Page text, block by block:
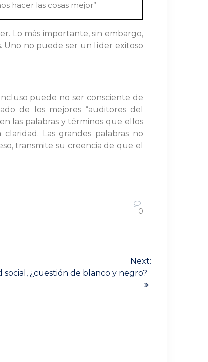
hacer las cosas mejor”
Lo más importante, sin embargo,
Uno no puede ser un líder exitoso
puede no ser consciente de
de los mejores “auditores del
las palabras y términos que ellos
Las grandes palabras no
transmite su creencia de que el
0
Next:
social, ¿cuestión de blanco y negro?